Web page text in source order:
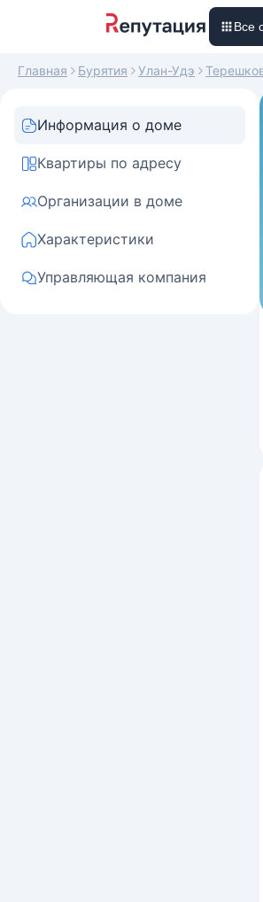
Все
Главная Бурятия Улан-Удэ
Информация о доме
Квартиры по адресу
Организации в доме
Характеристики
Управляющая компания